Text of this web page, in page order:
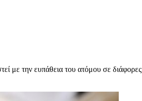
με την ευπάθεια του ατόμου σε